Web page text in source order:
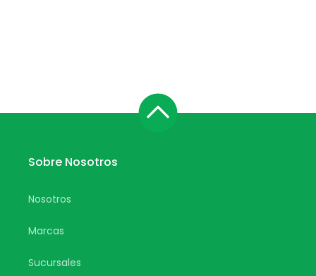
Sobre Nosotros
Nosotros
Marcas
Sucursales